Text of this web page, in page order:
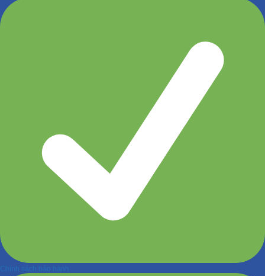
Chính sách bảo hành